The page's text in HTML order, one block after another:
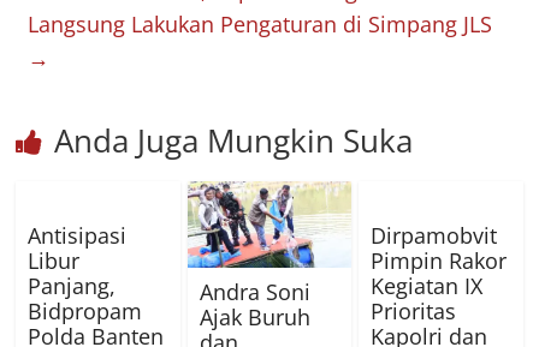
Langsung Lakukan Pengaturan di Simpang JLS
→
Anda Juga Mungkin Suka
Antisipasi
Libur
Panjang,
Bidpropam
Polda Banten
Andra Soni
Ajak Buruh
Dirpamobvit
Pimpin Rakor
Kegiatan IX
Prioritas
Kapolri dan